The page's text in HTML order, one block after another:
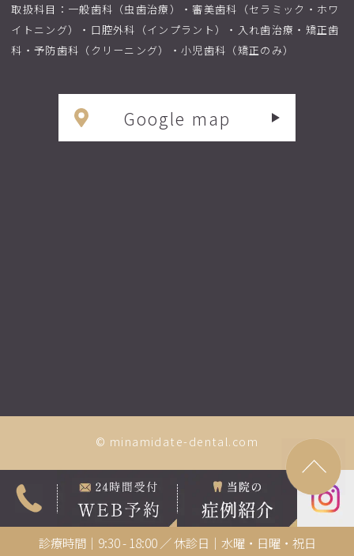
取扱科目：一般歯科（虫歯治療）・審美歯科（セラミック・ホワ
イトニング）・口腔外科（インプラント）・入れ歯治療・矯正歯
科・予防歯科（クリーニング）・小児歯科（矯正のみ）
Google map
© minamidate-dental.com
診療時間｜9:30 - 18:00 ／ 休診日｜水曜・日曜・祝日